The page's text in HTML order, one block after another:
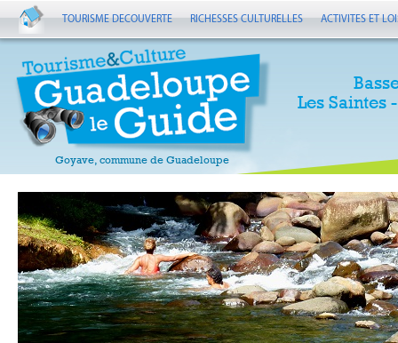
Goyave, commune de Guadeloupe
Les Saintes
TOURISME DECOUVERTE RICHESSES CULTURELLES ACTIVITES ET